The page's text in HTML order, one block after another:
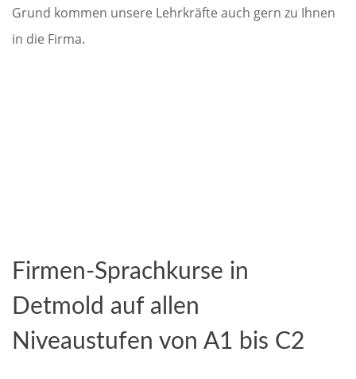
Grund kommen unsere Lehrkräfte auch gern zu Ihnen
in die Firma.
Firmen-Sprachkurse in
Detmold auf allen
Niveaustufen von A1 bis C2